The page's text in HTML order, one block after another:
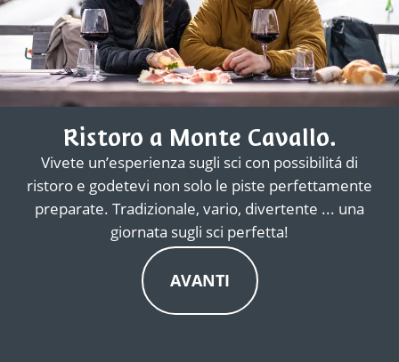
Ristoro a Monte Cavallo.
Vivete un’esperienza sugli sci con possibilitá di
ristoro e godetevi non solo le piste perfettamente
preparate. Tradizionale, vario, divertente ... una
giornata sugli sci perfetta!
AVANTI